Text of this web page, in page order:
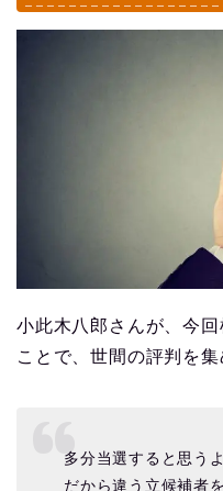
小此木八郎さんが、今
ことで、世間の評判を集
多分当選すると思うよ
だから違う立候補者